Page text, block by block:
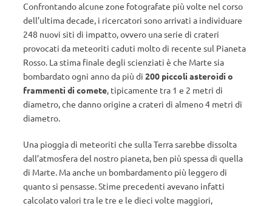
Confrontando alcune zone fotografate più volte nel corso
dell’ultima decade, i ricercatori sono arrivati a individuare
248 nuovi siti di impatto, ovvero una serie di crateri
provocati da meteoriti caduti molto di recente sul Pianeta
Rosso. La stima finale degli scienziati è che Marte sia
bombardato ogni anno da più di 200 piccoli asteroidi o
frammenti di comete, tipicamente tra 1 e 2 metri di
diametro, che danno origine a crateri di almeno 4 metri di
diametro.
Una pioggia di meteoriti che sulla Terra sarebbe dissolta
dall’atmosfera del nostro pianeta, ben più spessa di quella
di Marte. Ma anche un bombardamento più leggero di
quanto si pensasse. Stime precedenti avevano infatti
calcolato valori tra le tre e le dieci volte maggiori,